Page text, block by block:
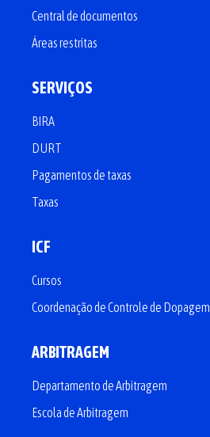
Central de documentos
Áreas restritas
SERVIÇOS
BIRA
DURT
Pagamentos de taxas
Taxas
ICF
Cursos
Coordenação de Controle de Dopagem
ARBITRAGEM
Departamento de Arbitragem
Escola de Arbitragem